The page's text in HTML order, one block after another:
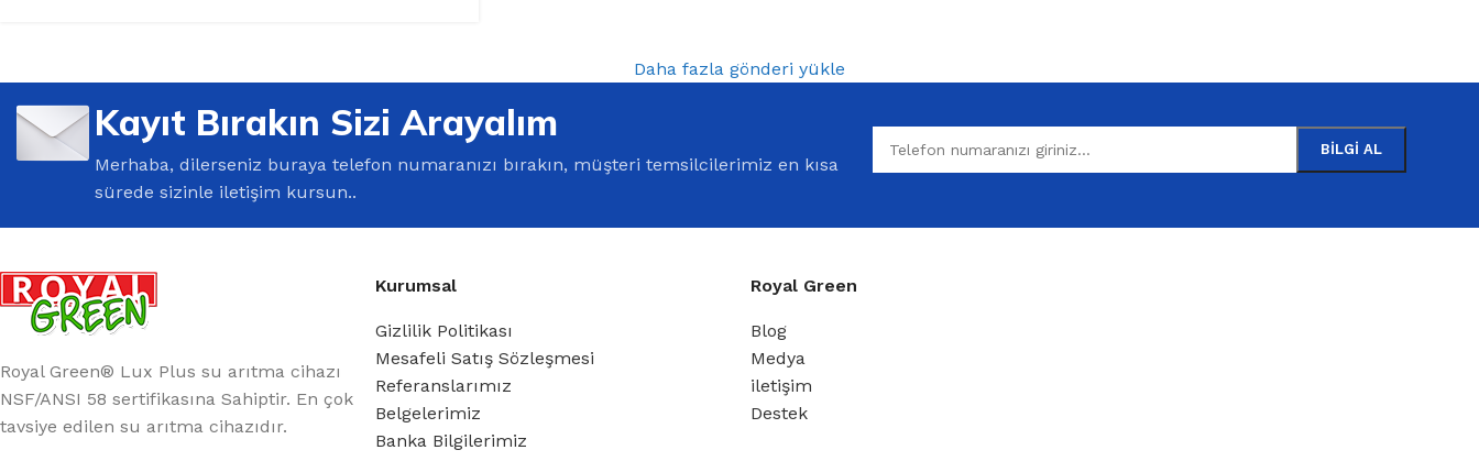
Daha fazla gönderi yükle
Kayıt Bırakın Sizi Arayalım
Merhaba, dilerseniz buraya telefon numaranızı bırakın, müşteri temsilcilerimiz en kısa
sürede sizinle iletişim kursun..
Royal Green® Lux Plus su arıtma cihazı
NSF/ANSI 58 sertifikasına Sahiptir. En çok
tavsiye edilen su arıtma cihazıdır.
Kurumsal
Gizlilik Politikası
Mesafeli Satış Sözleşmesi
Referanslarımız
Belgelerimiz
Banka Bilgilerimiz
Royal Green
Blog
Medya
iletişim
Destek